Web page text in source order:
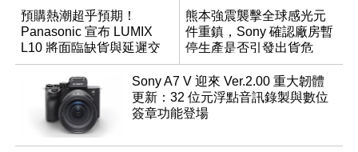
預購熱潮超乎預期！
Panasonic 宣布 LUMIX
L10 將面臨缺貨與延遲交
貨時間
熊本強震襲擊全球感光元
件重鎮，Sony 確認廠房暫
停生產是否引發出貨危
機？
Sony A7 V 迎來 Ver.2.00 重大韌體
更新：32 位元浮點音訊錄製與數位
簽章功能登場